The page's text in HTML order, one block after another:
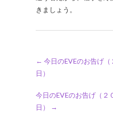
きましょう。
← 今日のEVEのお告げ
日）
今日のEVEのお告げ（２
日）
→